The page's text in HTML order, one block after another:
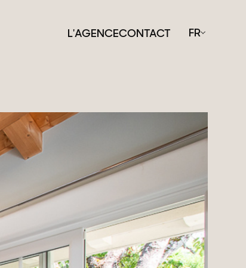
L'AGENCECONTACT FR